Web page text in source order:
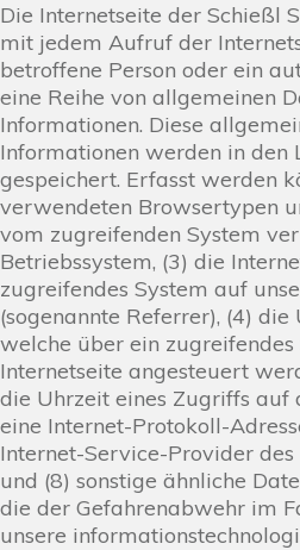
Die Internetseite der Schießl
mit jedem Aufruf der
betroffene Person oder ein
eine Reihe von allgemeinen
Informationen. Diese
Informationen werden in den
gespeichert. Erfasst werden
verwendeten Browsertypen
vom zugreifenden System
Betriebssystem, (3) die
zugreifendes System auf
(sogenannte Referrer), (4)
welche über ein
Internetseite angesteuert
die Uhrzeit eines Zugriffs auf
eine Internet-Protokoll-
Internet-Service-Provider
und (8) sonstige ähnliche
die der Gefahrenabwehr im
unsere